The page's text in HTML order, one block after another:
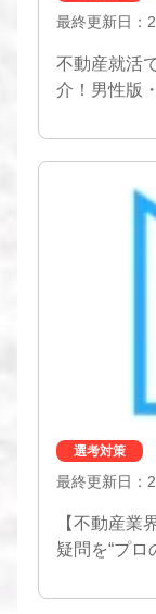
最終更新日：
不動産就活
介！男性版
選考対策
最終更新日：
【不動産業
疑問を“プロ